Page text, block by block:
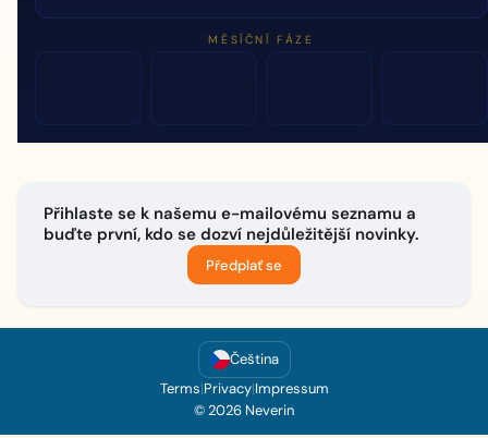
MĚSÍČNÍ FÁZE
Přihlaste se k našemu e-mailovému seznamu a
buďte první, kdo se dozví nejdůležitější novinky.
Předplať se
Čeština
Terms|Privacy|Impressum
© 2026 Neverin